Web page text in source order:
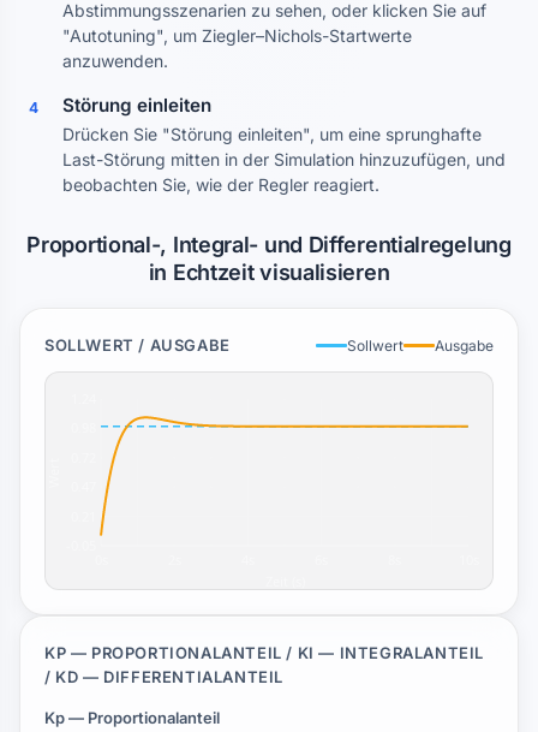
Abstimmungsszenarien zu sehen, oder klicken Sie auf
"Autotuning", um Ziegler–Nichols-Startwerte
anzuwenden.
4 Störung einleiten
Drücken Sie "Störung einleiten", um eine sprunghafte
Last-Störung mitten in der Simulation hinzuzufügen, und
beobachten Sie, wie der Regler reagiert.
Proportional-, Integral- und Differentialregelung
in Echtzeit visualisieren
SOLLWERT / AUSGABE Sollwert Ausgabe
KP — PROPORTIONALANTEIL / KI — INTEGRALANTEIL
/ KD — DIFFERENTIALANTEIL
Kp — Proportionalanteil